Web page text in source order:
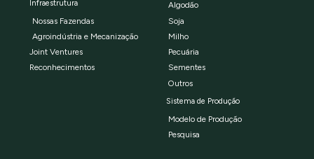
Infraestrutura
Nossas Fazendas
Agroindústria e Mecanização
Joint Ventures
Reconhecimentos
Algodão
Soja
Milho
Pecuária
Sementes
Outros
Sistema de Produção
Modelo de Produção
Pesquisa